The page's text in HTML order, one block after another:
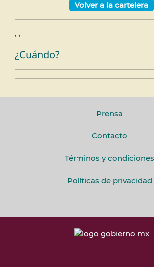
Volver a la cartelera
, ,
¿Cuándo?
Prensa
Contacto
Términos y condiciones
Políticas de privacidad